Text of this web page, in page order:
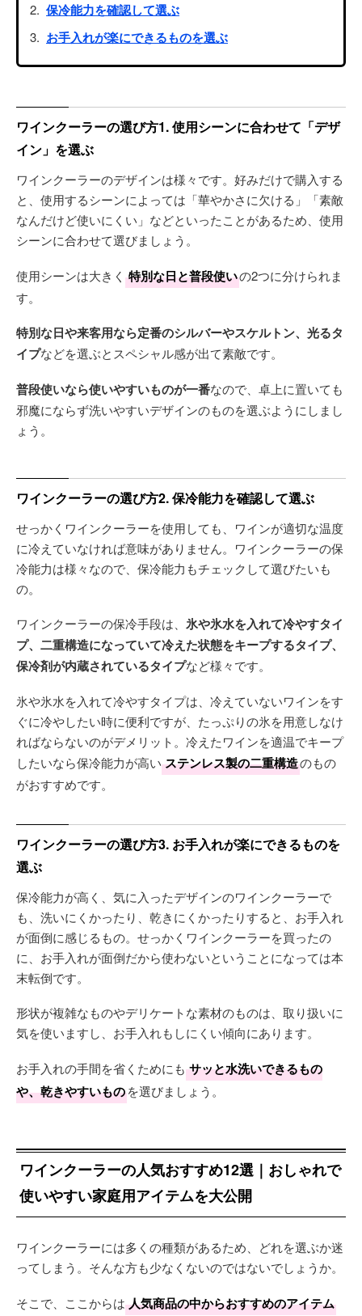
保冷能力を確認して選ぶ
お手入れが楽にできるものを選ぶ
ワインクーラーの選び方1. 使用シーンに合わせて「デザ
イン」を選ぶ
ワインクーラーのデザインは様々です。好みだけで購入する
と、使用するシーンによっては「華やかさに欠ける」「素敵
なんだけど使いにくい」などといったことがあるため、使用
シーンに合わせて選びましょう。
使用シーンは大きく 特別な日と普段使いの2つに分けられま
す。
特別な日や来客用なら定番のシルバーやスケルトン、光るタ
イプなどを選ぶとスペシャル感が出て素敵です。
普段使いなら使いやすいものが一番なので、卓上に置いても
邪魔にならず洗いやすいデザインのものを選ぶようにしまし
ょう。
ワインクーラーの選び方2. 保冷能力を確認して選ぶ
せっかくワインクーラーを使用しても、ワインが適切な温度
に冷えていなければ意味がありません。ワインクーラーの保
冷能力は様々なので、保冷能力もチェックして選びたいも
の。
ワインクーラーの保冷手段は、 氷や氷水を入れて冷やすタイ
プ、二重構造になっていて冷えた状態をキープするタイプ、
保冷剤が内蔵されているタイプなど様々です。
氷や氷水を入れて冷やすタイプは、冷えていないワインをす
ぐに冷やしたい時に便利ですが、たっぷりの氷を用意しなけ
ればならないのがデメリット。冷えたワインを適温でキープ
したいなら保冷能力が高い ステンレス製の二重構造のもの
がおすすめです。
ワインクーラーの選び方3. お手入れが楽にできるものを
選ぶ
保冷能力が高く、気に入ったデザインのワインクーラーで
も、洗いにくかったり、乾きにくかったりすると、お手入れ
が面倒に感じるもの。せっかくワインクーラーを買ったの
に、お手入れが面倒だから使わないということになっては本
末転倒です。
形状が複雑なものやデリケートな素材のものは、取り扱いに
気を使いますし、お手入れもしにくい傾向にあります。
お手入れの手間を省くためにも サッと水洗いできるもの
や、乾きやすいものを選びましょう。
ワインクーラーの人気おすすめ12選｜おしゃれで
使いやすい家庭用アイテムを大公開
ワインクーラーには多くの種類があるため、どれを選ぶか迷
ってしまう。そんな方も少なくないのではないでしょうか。
そこで、ここからは 人気商品の中からおすすめのアイテム